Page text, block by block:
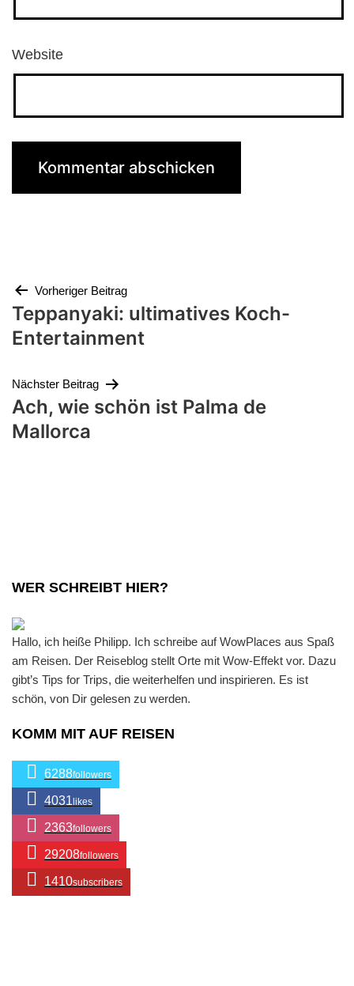
Website
Beitragsnavigation
Vorheriger Beitrag
Teppanyaki: ultimatives Koch-
Entertainment
Nächster Beitrag
Ach, wie schön ist Palma de
Mallorca
WER SCHREIBT HIER?
Hallo, ich heiße Philipp. Ich schreibe auf WowPlaces aus Spaß
am Reisen. Der Reiseblog stellt Orte mit Wow-Effekt vor. Dazu
gibt’s Tips for Trips, die weiterhelfen und inspirieren. Es ist
schön, von Dir gelesen zu werden.
KOMM MIT AUF REISEN
6288followers
4031likes
2363followers
29208followers
1410subscribers